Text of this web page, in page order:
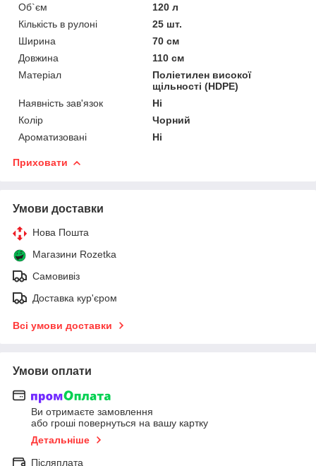
Об`єм
120 л
Кількість в рулоні
25 шт.
Ширина
70 см
Довжина
110 см
Матеріал
Поліетилен високої
щільності (HDPE)
Наявність зав'язок
Ні
Колір
Чорний
Ароматизовані
Ні
Приховати
Умови доставки
Нова Пошта
Магазини Rozetka
Самовивіз
Доставка кур'єром
Всі умови доставки
Умови оплати
Ви отримаєте замовлення
або гроші повернуться на вашу картку
Детальніше
Післяплата